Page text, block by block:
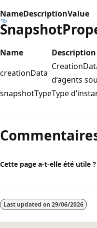
NameDescriptionValue
Name Description
creationData
d’agents
snapshotTypeType
lecture
désactivé
Cette page a-t-elle été utile ?
Last updated on 29/06/2026